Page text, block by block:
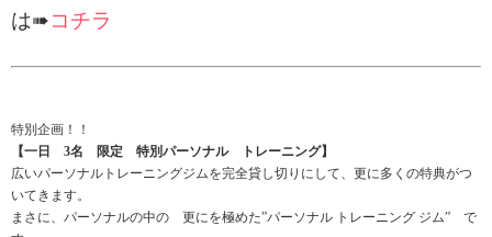
は➠コチラ
特別企画！！
【一日 3名 限定 特別パーソナル トレーニング】
広いパーソナルトレーニングジムを完全貸し切りにして、更に多くの特典がつ
いてきます。
まさに、パーソナルの中の 更にを極めた”パーソナル トレーニング ジム” で